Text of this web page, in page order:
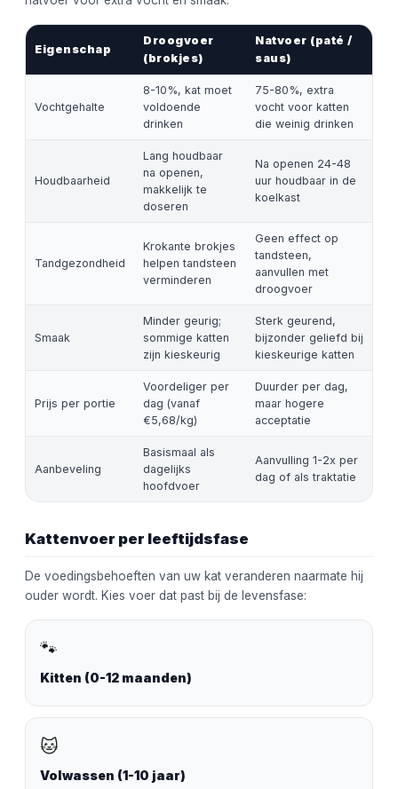
Eigenschap
Droogvoer
(brokjes)
Natvoer (paté /
saus)
Vochtgehalte
8-10%, kat moet
voldoende
drinken
75-80%, extra
vocht voor katten
die weinig drinken
Houdbaarheid
Lang houdbaar
na openen,
makkelijk te
doseren
Na openen 24-48
uur houdbaar in de
koelkast
Tandgezondheid
Krokante brokjes
helpen tandsteen
verminderen
Geen effect op
tandsteen,
aanvullen met
droogvoer
Smaak
Minder geurig;
sommige katten
zijn kieskeurig
Sterk geurend,
bijzonder geliefd bij
kieskeurige katten
Prijs per portie
Voordeliger per
dag (vanaf
€5,68/kg)
Duurder per dag,
maar hogere
acceptatie
Aanbeveling
Basismaal als
dagelijks
hoofdvoer
Aanvulling 1-2x per
dag of als traktatie
Kattenvoer per leeftijdsfase
De voedingsbehoeften van uw kat veranderen naarmate hij
ouder wordt. Kies voer dat past bij de levensfase:
🐾
Kitten (0-12 maanden)
🐱
Volwassen (1-10 jaar)